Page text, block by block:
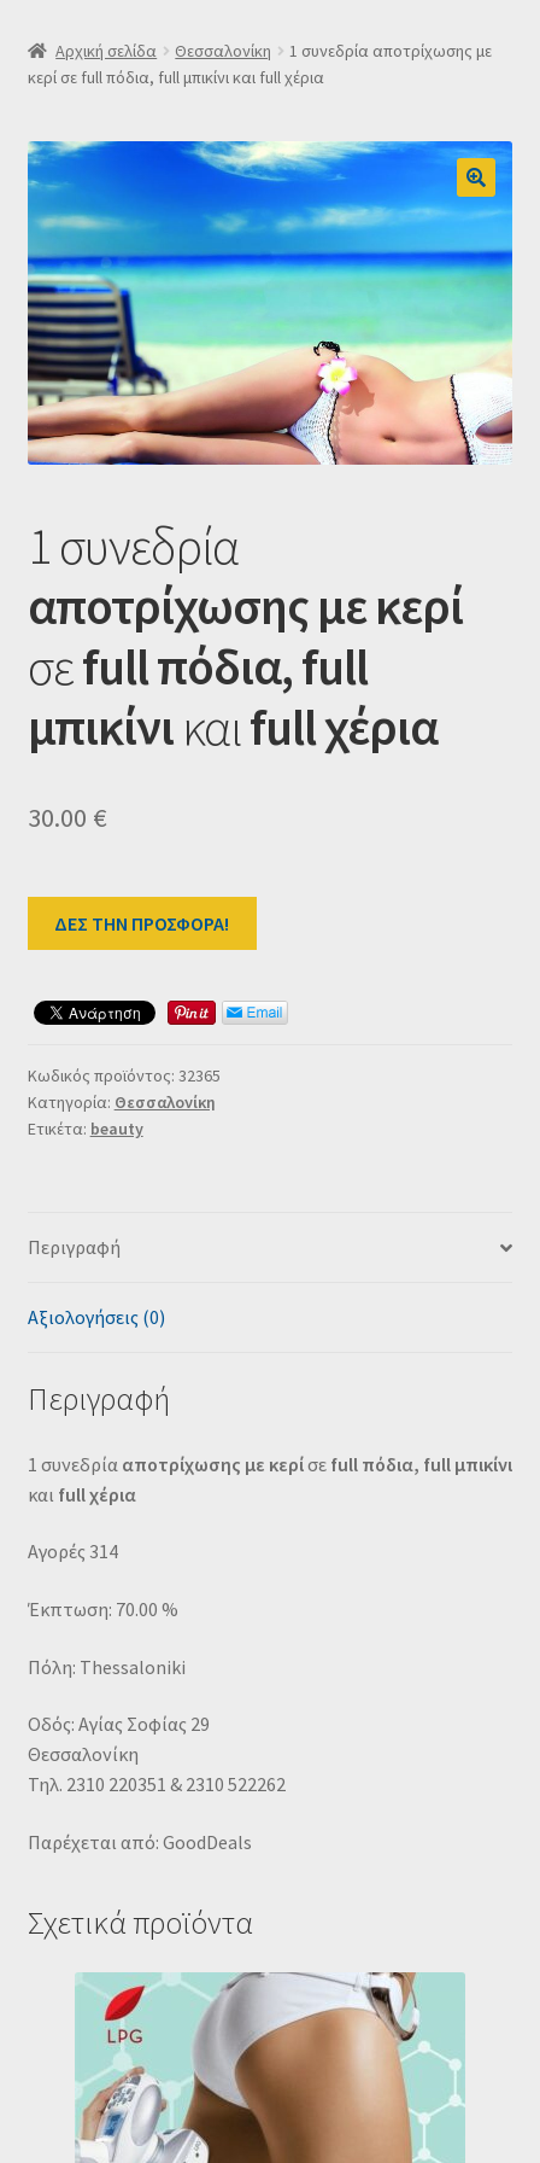
SLIDER
Δελτίο νέων
Επιβεβαίωση εγγραφής στο Newsletter του Dealistas.gr
Επικοινωνία
Καλάθι
Κατάστημα
Ταμείο
HOME
Αρχική σελίδα Θεσσαλονίκη
1 συνεδρία αποτρίχωσης με
κερί σε full πόδια, full μπικίνι και full χέρια
1 συνεδρία
αποτρίχωσης με κερί
σεfull πόδια,full
μπικίνικαιfull χέρια
30.00 €
ΔΕΣ ΤΗΝ ΠΡΟΣΦΟΡΑ!
Κωδικός προϊόντος: 32365
Κατηγορία: Θεσσαλονίκη
Ετικέτα: beauty
Περιγραφή
Αξιολογήσεις (0)
Περιγραφή
1 συνεδρία αποτρίχωσης με κερίσε full πόδια, full μπικίνι
και full χέρια
Αγορές 314
Έκπτωση: 70.00 %
Πόλη: Thessaloniki
Οδός: Αγίας Σοφίας 29
Θεσσαλονίκη
Τηλ. 2310 220351 & 2310 522262
Παρέχεται από: GoodDeals
Σχετικά προϊόντα